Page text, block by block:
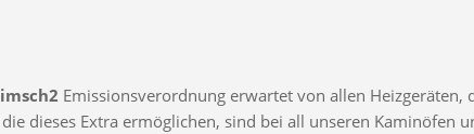
Emissionsverordnung erwartet von allen
dieses Extra ermöglichen, sind bei all unseren